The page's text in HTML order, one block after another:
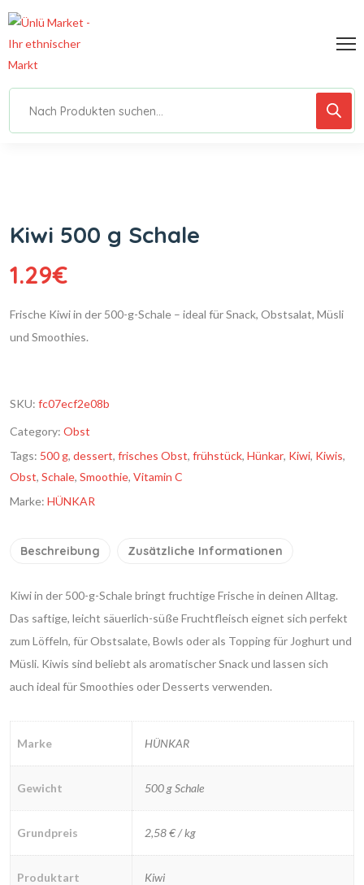
Kiwi 500 g Schale
1.29€
Frische Kiwi in der 500-g-Schale – ideal für Snack, Obstsalat, Müsli
und Smoothies.
SKU: fc07ecf2e08b
Category: Obst
Tags: 500 g, dessert, frisches Obst, frühstück, Hünkar, Kiwi, Kiwis,
Obst, Schale, Smoothie, Vitamin C
Marke: HÜNKAR
Beschreibung Zusätzliche Informationen
Kiwi in der 500-g-Schale bringt fruchtige Frische in deinen Alltag.
Das saftige, leicht säuerlich-süße Fruchtfleisch eignet sich perfekt
zum Löffeln, für Obstsalate, Bowls oder als Topping für Joghurt und
Müsli. Kiwis sind beliebt als aromatischer Snack und lassen sich
auch ideal für Smoothies oder Desserts verwenden.
Marke HÜNKAR
Gewicht 500 g Schale
Grundpreis 2,58 € / kg
Produktart Kiwi